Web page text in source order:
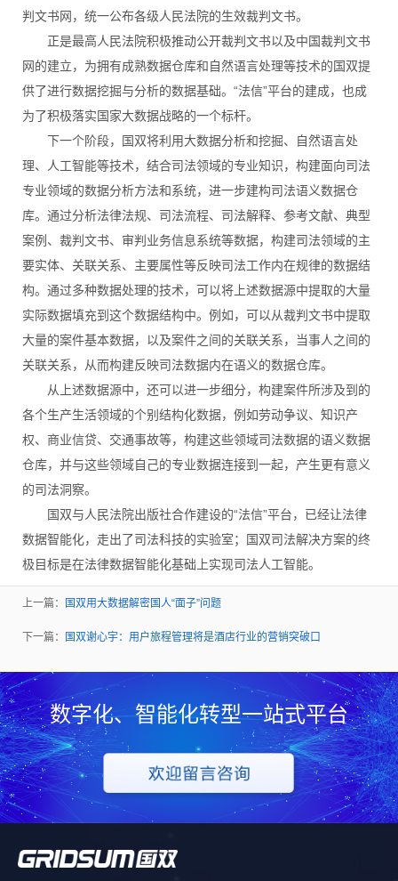
判文书网，统一公布各级人民法院的生效裁判文书。
正是最高人民法院积极推动公开裁判文书以及中国裁判文书
网的建立，为拥有成熟数据仓库和自然语言处理等技术的国双提
供了进行数据挖掘与分析的数据基础。“法信”平台的建成，也成
为了积极落实国家大数据战略的一个标杆。
下一个阶段，国双将利用大数据分析和挖掘、自然语言处
理、人工智能等技术，结合司法领域的专业知识，构建面向司法
专业领域的数据分析方法和系统，进一步建构司法语义数据仓
库。通过分析法律法规、司法流程、司法解释、参考文献、典型
案例、裁判文书、审判业务信息系统等数据，构建司法领域的主
要实体、关联关系、主要属性等反映司法工作内在规律的数据结
构。通过多种数据处理的技术，可以将上述数据源中提取的大量
实际数据填充到这个数据结构中。例如，可以从裁判文书中提取
大量的案件基本数据，以及案件之间的关联关系，当事人之间的
关联关系，从而构建反映司法数据内在语义的数据仓库。
从上述数据源中，还可以进一步细分，构建案件所涉及到的
各个生产生活领域的个别结构化数据，例如劳动争议、知识产
权、商业信贷、交通事故等，构建这些领域司法数据的语义数据
仓库，并与这些领域自己的专业数据连接到一起，产生更有意义
的司法洞察。
国双与人民法院出版社合作建设的“法信”平台，已经让法律
数据智能化，走出了司法科技的实验室；国双司法解决方案的终
极目标是在法律数据智能化基础上实现司法人工智能。
上一篇： 国双用大数据解密国人“面子”问题
下一篇： 国双谢心宇：用户旅程管理将是酒店行业的营销突破口
数字化、智能化转型一站式平台